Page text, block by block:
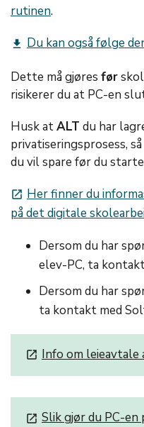
rutinen.
get_app Du kan også følge
Dette må gjøres før
risikerer du at PC-en
Husk atALT du har
privatiseringsprosess,
du vil spare før du
launch Her finner du
på det digitale
Dersom du har
elev-PC, ta
Dersom du har
ta kontakt med
launch Info om leieavtale
launch Slik gjør du PC-en